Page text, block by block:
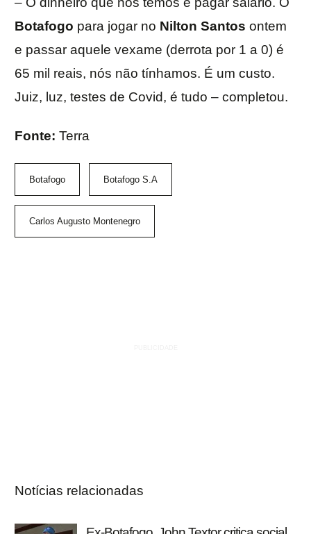
Botafogo para jogar no Nilton Santos ontem
e passar aquele vexame (derrota por 1 a 0) é
65 mil reais, nós não tínhamos. É um custo.
Juiz, luz, testes de Covid, é tudo – completou.
Fonte: Terra
Botafogo Botafogo S.A
Carlos Augusto Montenegro
Notícias relacionadas